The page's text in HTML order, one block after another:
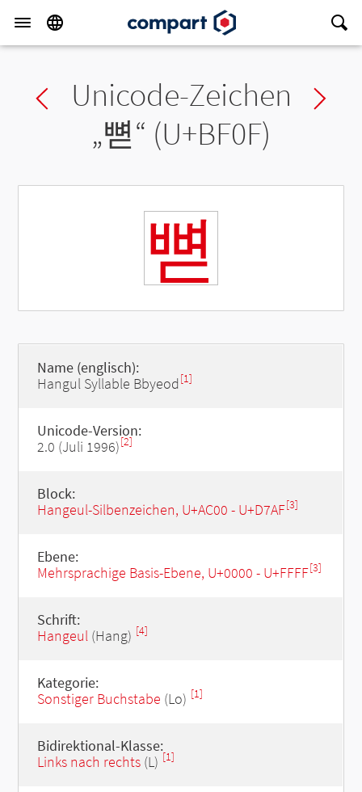
Previous char
Unicode-Zeichen
„뼏“ (U+BF0F)
뼏
Name (englisch):
Hangul Syllable Bbyeod[1]
Unicode-Version:
2.0 (Juli 1996)[2]
Block:
Hangeul-Silbenzeichen, U+AC00 - U+D7AF[3]
Ebene:
Mehrsprachige Basis-Ebene, U+0000 - U+FFFF[3]
Schrift:
Hangeul(Hang) [4]
Kategorie:
Sonstiger Buchstabe (Lo) [1]
Bidirektional-Klasse:
Links nach rechts(L) [1]